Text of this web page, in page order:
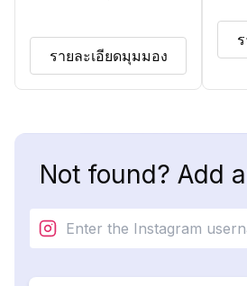
รายละเอียดมุมมอง
Not found? Add